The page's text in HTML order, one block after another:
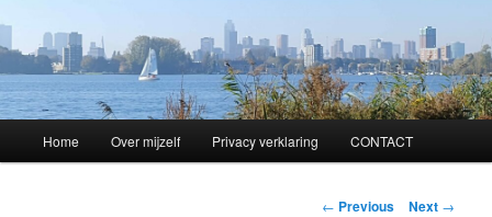
Skip
Home Over mijzelf Privacy verklaring CONTACT
Post
← Previous Next →